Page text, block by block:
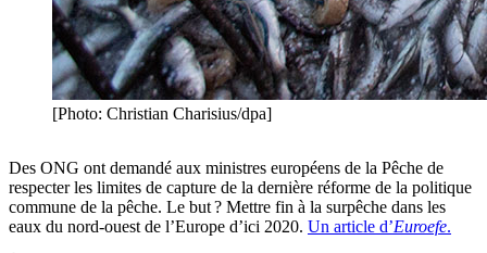
[Photo: Christian Charisius/dpa]
Des ONG ont demandé aux ministres européens de la Pêche de
respecter les limites de capture de la dernière réforme de la politique
commune de la pêche. Le but ? Mettre fin à la surpêche dans les
eaux du nord-ouest de l’Europe d’ici 2020. Un article d’Euroefe.